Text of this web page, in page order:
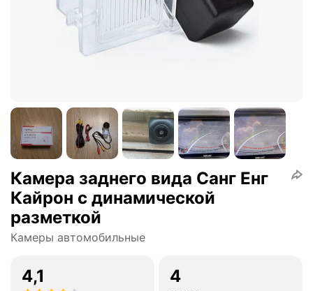
Камера заднего вида Санг Енг
Кайрон с динамической
разметкой
Камеры автомобильные
4,1 4